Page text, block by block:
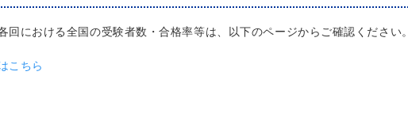
回における全国の受験者数・合格率等は、以下のページからご確認ください。
こちら